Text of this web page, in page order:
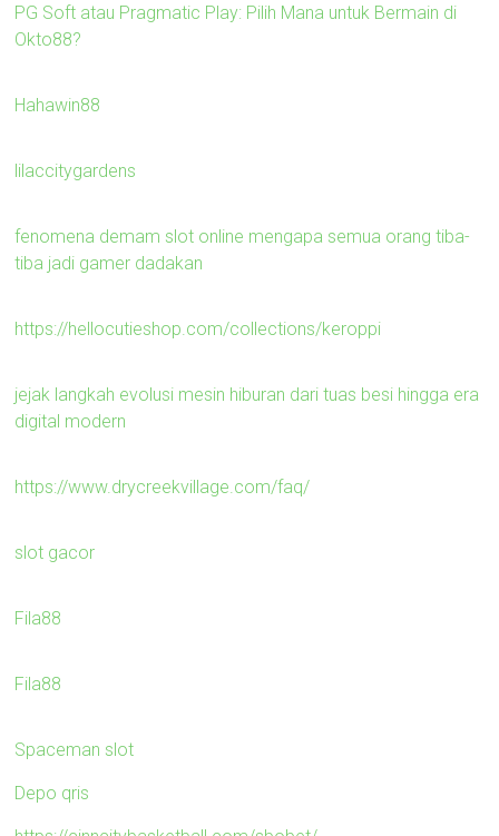
PG Soft atau Pragmatic Play: Pilih Mana untuk Bermain di
Okto88?
Hahawin88
lilaccitygardens
fenomena demam slot online mengapa semua orang tiba-
tiba jadi gamer dadakan
https://hellocutieshop.com/collections/keroppi
jejak langkah evolusi mesin hiburan dari tuas besi hingga era
digital modern
https://www.drycreekvillage.com/faq/
slot gacor
Fila88
Fila88
Spaceman slot
Depo qris